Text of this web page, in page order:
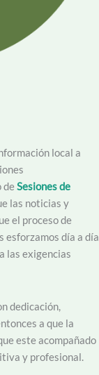
local a
deSesiones de
las noticias y
el proceso de
esforzamos día a día
las exigencias
dedicación,
a que la
este acompañado
y profesional.